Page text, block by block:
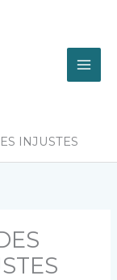
INJUSTES